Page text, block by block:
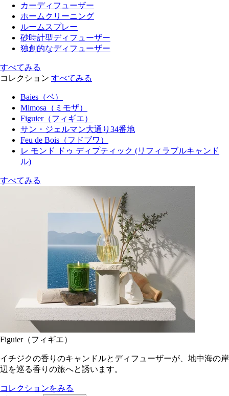
カーディフューザー
ホームクリーニング
ルームスプレー
砂時計型ディフューザー
独創的なディフューザー
すべてみる
コレクション すべてみる
Baies（ベ）
Mimosa（ミモザ）
Figuier（フィギエ）
サン・ジェルマン大通り34番地
Feu de Bois（フドブワ）
レ モンド ドゥ ディプティック (リフィラブルキャンド
ル)
すべてみる
Figuier（フィギエ）
イチジクの香りのキャンドルとディフューザーが、地中海の岸
辺を巡る香りの旅へと誘います。
コレクションをみる